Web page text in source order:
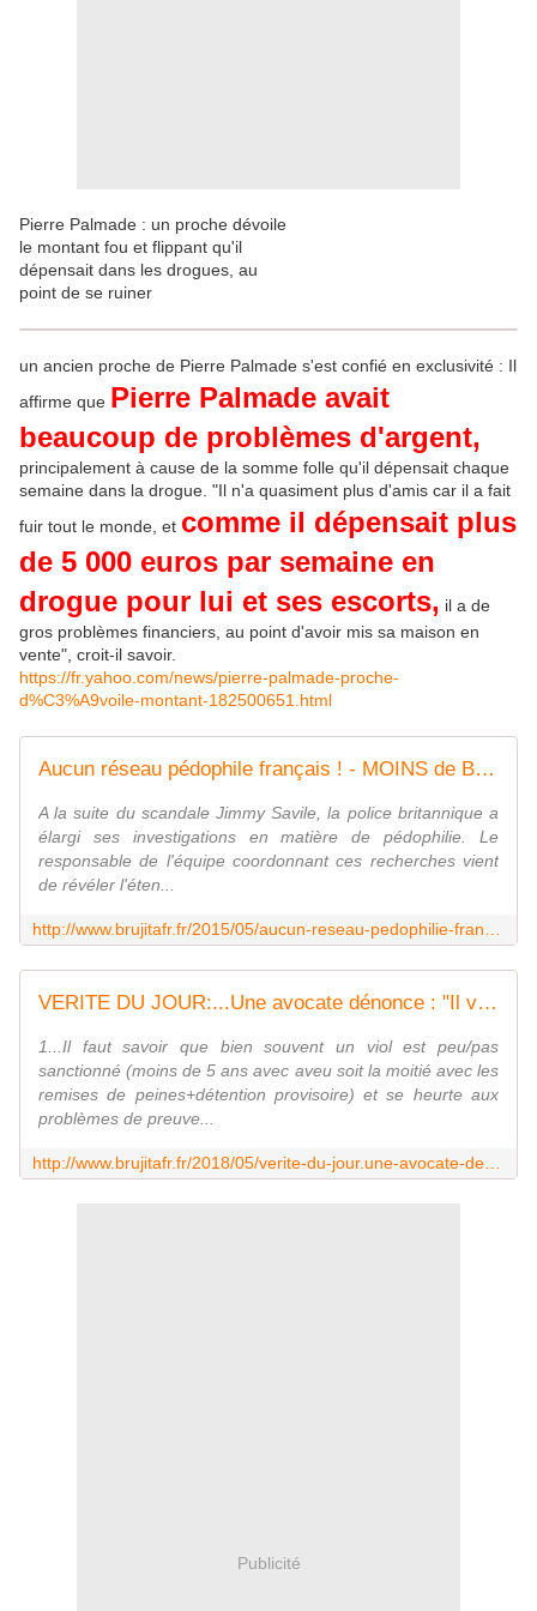
Pierre Palmade : un proche dévoile
le montant fou et flippant qu'il
dépensait dans les drogues, au
point de se ruiner
un ancien proche de Pierre Palmade s'est confié en exclusivité : Il
affirme que Pierre Palmade avait
beaucoup de problèmes d'argent,
principalement à cause de la somme folle qu'il dépensait chaque
semaine dans la drogue. "Il n'a quasiment plus d'amis car il a fait
fuir tout le monde, et comme il dépensait plus
de 5 000 euros par semaine en
drogue pour lui et ses escorts, il a de
gros problèmes financiers, au point d'avoir mis sa maison en
vente", croit-il savoir.
https://fr.yahoo.com/news/pierre-palmade-proche-
d%C3%A9voile-montant-182500651.html
Aucun réseau pédophile français ! - MOINS de BIENS PLUS de LIENS
A la suite du scandale Jimmy Savile, la police britannique a
élargi ses investigations en matière de pédophilie. Le
responsable de l'équipe coordonnant ces recherches vient
de révéler l'éten...
VERITE DU JOUR:...Une avocate dénonce : "Il vaut mieux violer un enfant que de vendre du shit en France" - MOINS de BIENS PLUS de LIENS
1...Il faut savoir que bien souvent un viol est peu/pas
sanctionné (moins de 5 ans avec aveu soit la moitié avec les
remises de peines+détention provisoire) et se heurte aux
problèmes de preuve...
Publicité